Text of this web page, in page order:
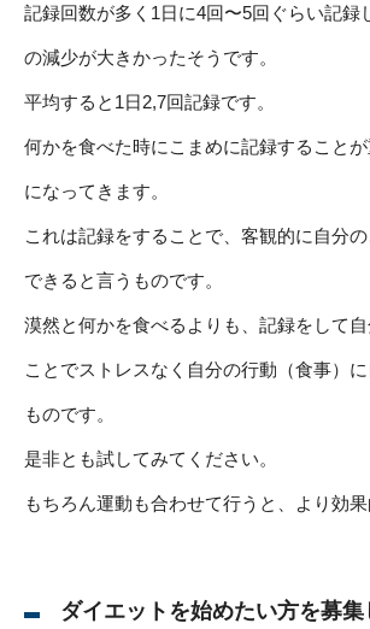
記録回数が多く1日に4回〜5回ぐらい記録
の減少が大きかったそうです。
平均すると1日2,7回記録です。
何かを食べた時にこまめに記録すること
になってきます。
これは記録をすることで、客観的に自分
できると言うものです。
漠然と何かを食べるよりも、記録をして
ことでストレスなく自分の行動（食事）
ものです。
是非とも試してみてください。
もちろん運動も合わせて行うと、より効
ダイエットを始めたい方を募